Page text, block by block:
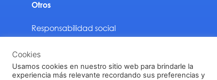
Otros
Responsabilidad social
Descargas
Cookies
Usamos cookies en nuestro sitio web para brindarle la
experiencia más relevante recordando sus preferencias y